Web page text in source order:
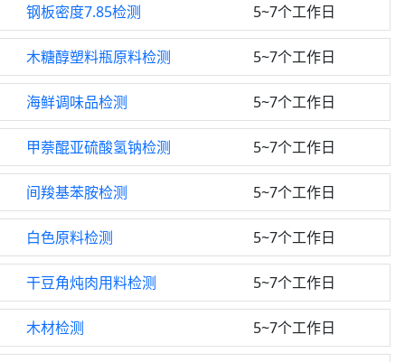
钢板密度7.85检测 5~7个工作日
木糖醇塑料瓶原料检测 5~7个工作日
海鲜调味品检测 5~7个工作日
甲萘醌亚硫酸氢钠检测 5~7个工作日
间羧基苯胺检测 5~7个工作日
白色原料检测 5~7个工作日
干豆角炖肉用料检测 5~7个工作日
木材检测 5~7个工作日